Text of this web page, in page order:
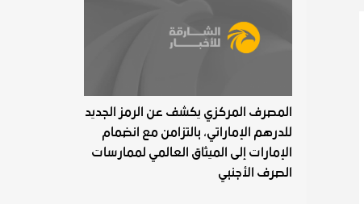
المصرف المركزي يكشف عن الرمز الجديد
للدرهم الإماراتي، بالتزامن مع انضمام
الإمارات إلى الميثاق العالمي لممارسات
الصرف الأجنبي